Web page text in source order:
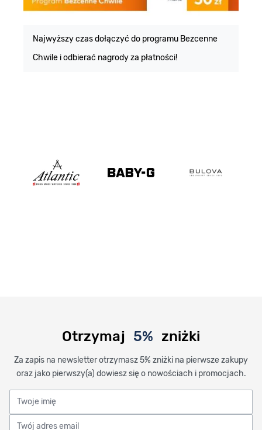
Najwyższy czas dołączyć do programu Bezcenne
Chwile i odbierać nagrody za płatności!
Otrzymaj 5% zniżki
Za zapis na newsletter otrzymasz 5% zniżki na pierwsze zakupy
oraz jako pierwszy(a) dowiesz się o nowościach i promocjach.
Twoje imię
Twój adres email